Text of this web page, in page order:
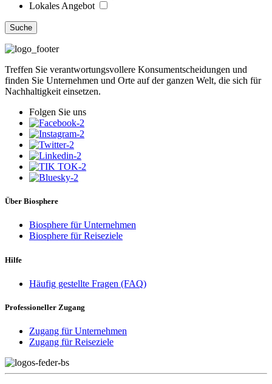
Lokales Angebot
Suche
Treffen Sie verantwortungsvollere Konsumentscheidungen und
finden Sie Unternehmen und Orte auf der ganzen Welt, die sich für
Nachhaltigkeit einsetzen.
Folgen Sie uns
Über Biosphere
Biosphere für Unternehmen
Biosphere für Reiseziele
Hilfe
Häufig gestellte Fragen (FAQ)
Professioneller Zugang
Zugang für Unternehmen
Zugang für Reiseziele